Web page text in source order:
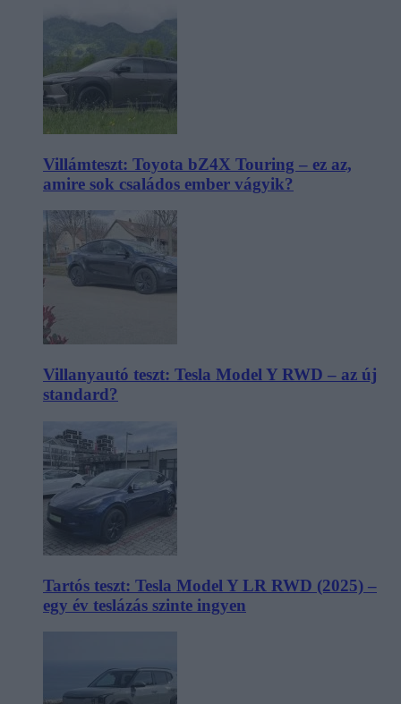
Villámteszt: Toyota bZ4X Touring – ez az,
amire sok családos ember vágyik?
Villanyautó teszt: Tesla Model Y RWD – az új
standard?
Tartós teszt: Tesla Model Y LR RWD (2025) –
egy év teslázás szinte ingyen